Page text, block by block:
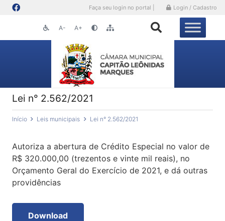
Faça seu login no portal | Login / Cadastro
A- A+
Lei n° 2.562/2021
Início Leis municipais Lei n° 2.562/2021
Autoriza a abertura de Crédito Especial no valor de
R$ 320.000,00 (trezentos e vinte mil reais), no
Orçamento Geral do Exercício de 2021, e dá outras
providências
Download